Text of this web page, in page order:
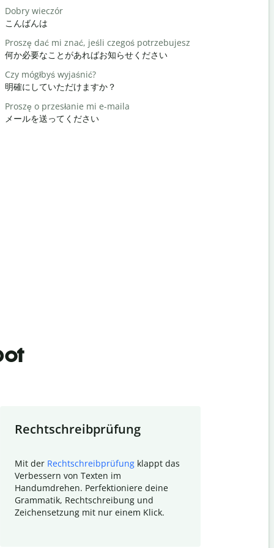
Dobry wieczór
こんばんは
Proszę dać mi znać, jeśli czegoś potrzebujesz
何か必要なことがあればお知らせください
Czy mógłbyś wyjaśnić?
明確にしていただけますか？
Proszę o przesłanie mi e-maila
メールを送ってください
Rechtschreibprüfung
Mit der Rechtschreibprüfung klappt das
Verbessern von Texten im
Handumdrehen. Perfektioniere deine
Grammatik, Rechtschreibung und
Zeichensetzung mit nur einem Klick.